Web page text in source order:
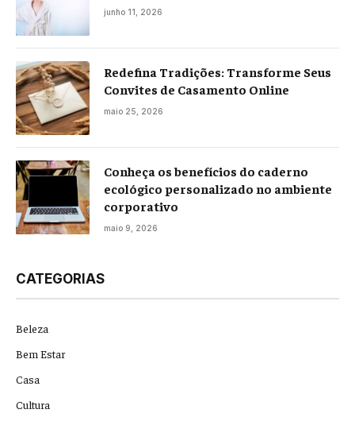
junho 11, 2026
Redefina Tradições: Transforme Seus
Convites de Casamento Online
maio 25, 2026
Conheça os benefícios do caderno
ecológico personalizado no ambiente
corporativo
maio 9, 2026
CATEGORIAS
Beleza
Bem Estar
Casa
Cultura